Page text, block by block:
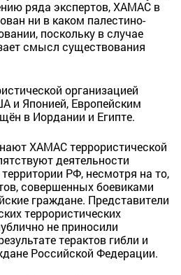
ряда экспертов, ХАМАС в
ни в каком палестино-
поскольку в случае
смысл существования
организацией
и Японией, Европейским
в Иордании и Египте.
ХАМАС террористической
деятельности
РФ, несмотря на то,
совершенных боевиками
граждане. Представители
террористических
не приносили
терактов гибли и
Российской Федерации.